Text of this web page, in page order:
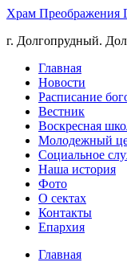
Храм Преображения
г. Долгопрудный.
Главная
Новости
Расписание
Вестник
Воскресная
Молодежный
Социальное
Наша история
Фото
О сектах
Контакты
Епархия
Главная